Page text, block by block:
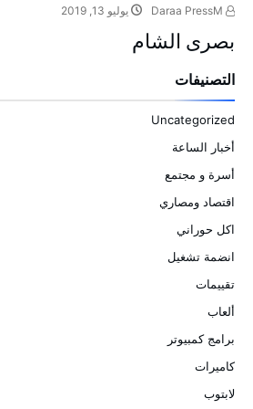
يوليو 13, 2019
بصرى الشام
التصنيفات
Uncategorized
أخبار الساعة
أسرة و مجتمع
اقتصاد ومصاري
اكل حوراني
انضمة تشغيل
تقييمات
ألعاب
برامج كمبيوتر
كاميرات
لابتوب